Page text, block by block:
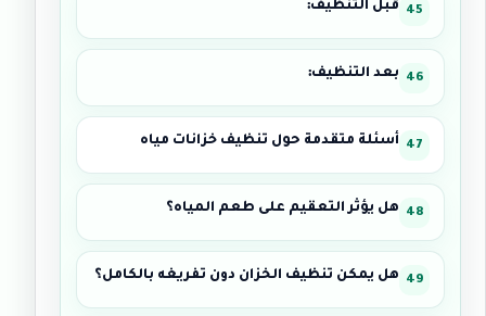
قبل التنظيف:
بعد التنظيف:
أسئلة متقدمة حول تنظيف خزانات مياه
هل يؤثر التعقيم على طعم المياه؟
هل يمكن تنظيف الخزان دون تفريغه بالكامل؟